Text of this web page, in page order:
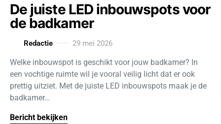
De juiste LED inbouwspots voor
de badkamer
Redactie 29 mei 2026
Welke inbouwspot is geschikt voor jouw badkamer? In
een vochtige ruimte wil je vooral veilig licht dat er ook
prettig uitziet. Met de juiste LED inbouwspots maak je de
badkamer…
Bericht bekijken